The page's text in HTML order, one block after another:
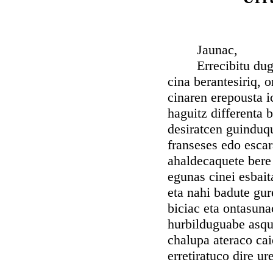
Jaunac,
Errecibitu dugu
cina berantesiriq,
cinaren erepousta
haguitz differenta
desiratcen
franseses edo
ahaldecaquete
egunas cinei
eta nahi badute
biciac eta
hurbilduguabe
chalupa ateraco
erretiratuco dire